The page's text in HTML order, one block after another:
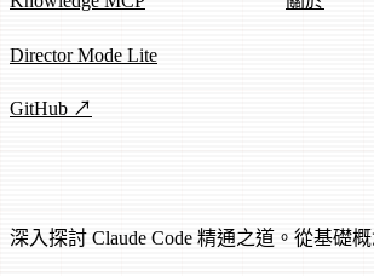
Director Mode Lite
GitHub ↗
深入探討 Claude Code 精通之道。從基礎